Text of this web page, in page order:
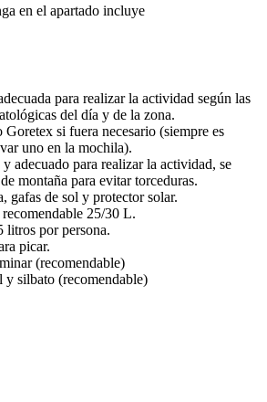
en el apartado incluye
para realizar la actividad según las
del día y de la zona.
si fuera necesario (siempre es
uno en la mochila).
adecuado para realizar la actividad, se
montaña para evitar torceduras.
gafas de sol y protector solar.
25/30 L.
por persona.
picar.
(recomendable)
silbato (recomendable)